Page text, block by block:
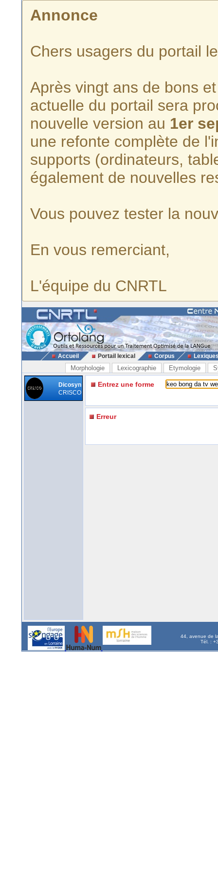
Annonce
Chers usagers du portail
Après vingt ans de bons
actuelle du portail sera
nouvelle version au 1er
une refonte complète de
supports (ordinateurs,
également de nouvelles
Vous pouvez tester la
En vous remerciant,
L'équipe du CNRTL
Accueil Portail lexical Corpus
Morphologie Lexicographie Etymologie
Dicosyn
CRISCO
Entrez une forme
Erreur
44, avenue de
Tél. :